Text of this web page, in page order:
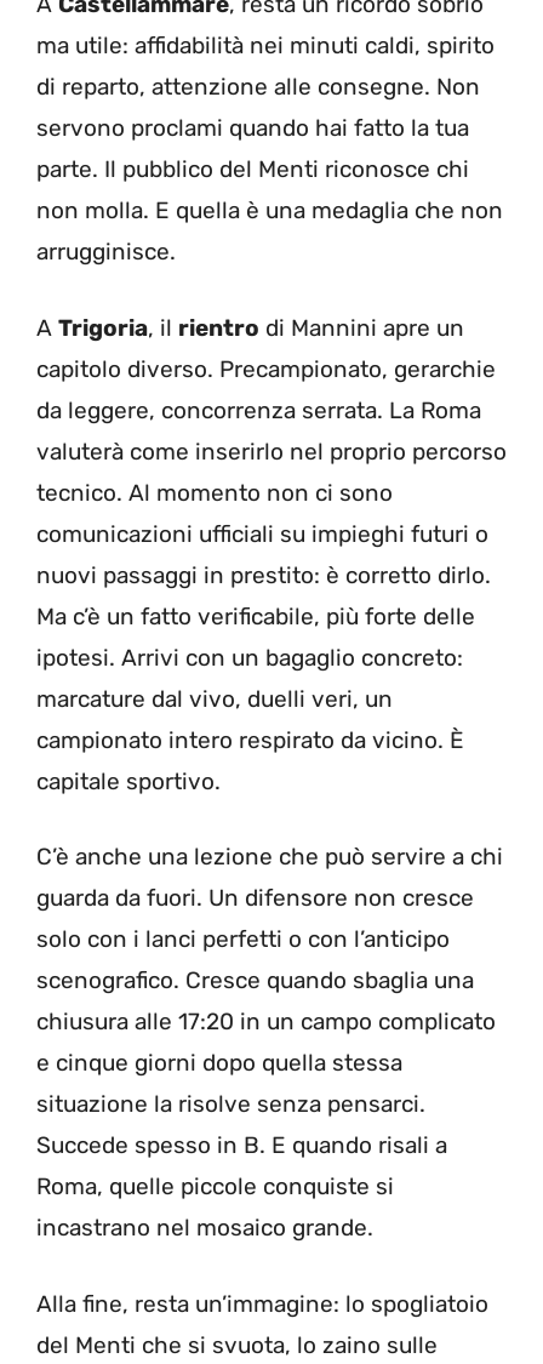
ma utile: affidabilità nei minuti caldi, spirito
di reparto, attenzione alle consegne. Non
servono proclami quando hai fatto la tua
parte. Il pubblico del Menti riconosce chi
non molla. E quella è una medaglia che non
arrugginisce.
A Trigoria, il rientro di Mannini apre un
capitolo diverso. Precampionato, gerarchie
da leggere, concorrenza serrata. La Roma
valuterà come inserirlo nel proprio percorso
tecnico. Al momento non ci sono
comunicazioni ufficiali su impieghi futuri o
nuovi passaggi in prestito: è corretto dirlo.
Ma c’è un fatto verificabile, più forte delle
ipotesi. Arrivi con un bagaglio concreto:
marcature dal vivo, duelli veri, un
campionato intero respirato da vicino. È
capitale sportivo.
C’è anche una lezione che può servire a chi
guarda da fuori. Un difensore non cresce
solo con i lanci perfetti o con l’anticipo
scenografico. Cresce quando sbaglia una
chiusura alle 17:20 in un campo complicato
e cinque giorni dopo quella stessa
situazione la risolve senza pensarci.
Succede spesso in B. E quando risali a
Roma, quelle piccole conquiste si
incastrano nel mosaico grande.
Alla fine, resta un’immagine: lo spogliatoio
del Menti che si svuota, lo zaino sulle